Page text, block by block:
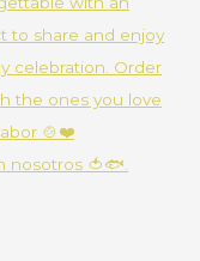
nosotros 🍅🐟.